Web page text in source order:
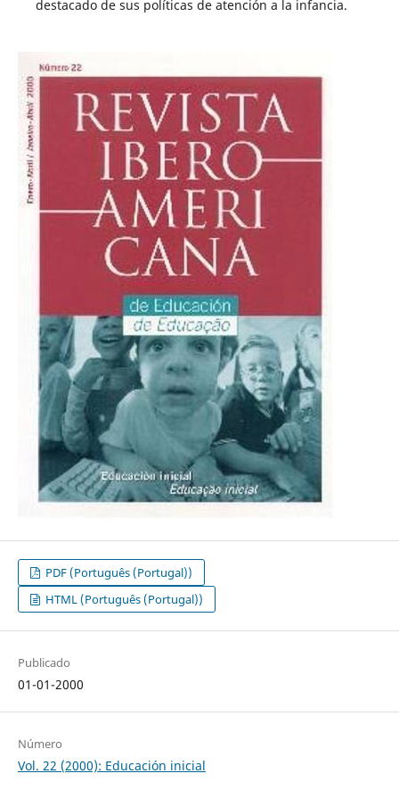
destacado de sus políticas de atención a la infancia.
PDF (Português (Portugal))
HTML (Português (Portugal))
Publicado
01-01-2000
Número
Vol. 22 (2000): Educación inicial